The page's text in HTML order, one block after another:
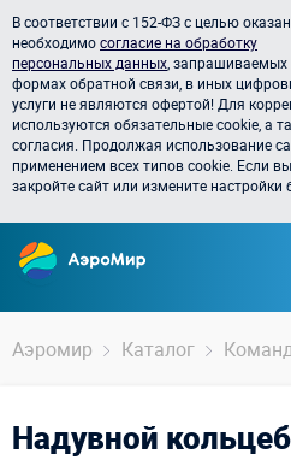
В соответствии с 152-ФЗ с целью
необходимосогласие на обработку
персональных данных ,
формах обратной связи, в иных
услуги не являются офертой! Для
используются обязательные cookie, а
согласия. Продолжая использование
применением всех типов cookie. Если
закройте сайт или измените настройки
Аэромир Каталог
Надувной